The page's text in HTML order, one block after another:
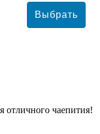
отличного чаепития!